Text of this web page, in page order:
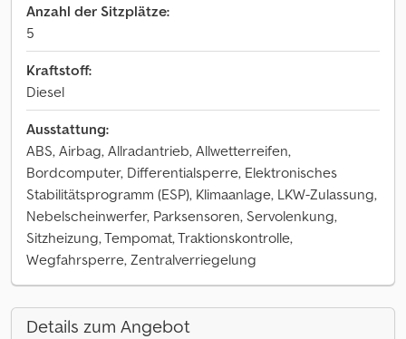
Anzahl der Sitzplätze:
5
Kraftstoff:
Diesel
Ausstattung:
ABS, Airbag, Allradantrieb, Allwetterreifen,
Bordcomputer, Differentialsperre, Elektronisches
Stabilitätsprogramm (ESP), Klimaanlage, LKW-Zulassung,
Nebelscheinwerfer, Parksensoren, Servolenkung,
Sitzheizung, Tempomat, Traktionskontrolle,
Wegfahrsperre, Zentralverriegelung
Details zum Angebot